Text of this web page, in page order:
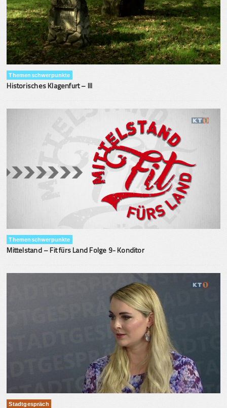
Themenschwerpunkte
Historisches Klagenfurt – III
Themenschwerpunkte
Mittelstand – Fit fürs Land Folge 9- Konditor
Stadtgespräch